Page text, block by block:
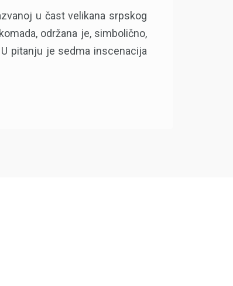
u čast velikana srpskog
održana je, simbolično,
pitanju je sedma inscenacija